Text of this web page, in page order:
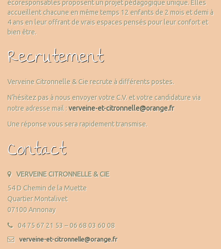
écoresponsables proposent un projet pédagogique unique. Elles
accueillent chacune en même temps 12 enfants de 2 mois et demi à
4 ans en leur offrant de vrais espaces pensés pour leur confort et
bien être.
Recrutement
Verveine Citronnelle & Cie recrute à différents postes.
N’hésitez pas à nous envoyer votre C.V. et votre candidature via
notre adresse mail :verveine-et-citronnelle@orange.fr
Une réponse vous sera rapidement transmise.
Contact
VERVEINE CITRONNELLE & CIE
54 D Chemin de la Muette
Quartier Montalivet
07100 Annonay
04 75 67 21 53 – 06 68 03 60 08
verveine-et-citronnelle@orange.fr